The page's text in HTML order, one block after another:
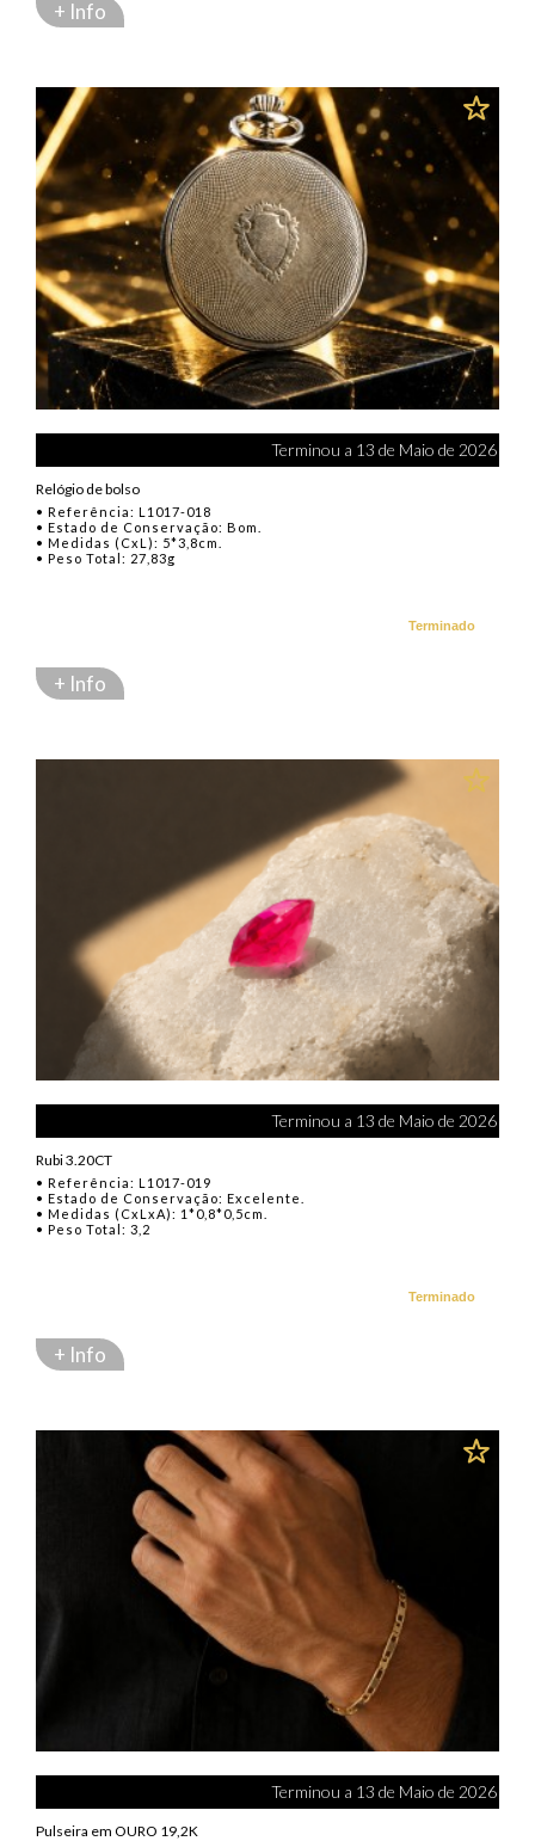
+ Info
Terminou a 13 de Maio de 2026
Relógio de bolso
• Referência: L1017-018
• Estado de Conservação: Bom.
• Medidas (CxL): 5*3,8cm.
• Peso Total: 27,83g
Terminado
+ Info
Terminou a 13 de Maio de 2026
Rubi 3.20CT
• Referência: L1017-019
• Estado de Conservação: Excelente.
• Medidas (CxLxA): 1*0,8*0,5cm.
• Peso Total: 3,2
Terminado
+ Info
Terminou a 13 de Maio de 2026
Pulseira em OURO 19,2K